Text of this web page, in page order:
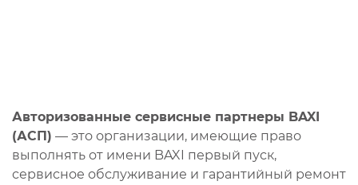
Авторизованные сервисные партнеры BAXI
(АСП) — это организации, имеющие право
выполнять от имени BAXI первый пуск,
сервисное обслуживание и гарантийный ремонт